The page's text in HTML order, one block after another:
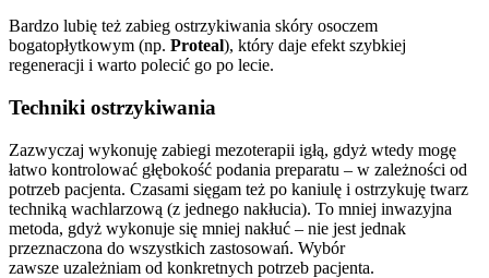
Bardzo lubię też zabieg ostrzykiwania skóry osoczem
bogatopłytkowym (np. Proteal), który daje efekt szybkiej
regeneracji i warto polecić go po lecie.
Techniki ostrzykiwania
Zazwyczaj wykonuję zabiegi mezoterapii igłą, gdyż wtedy mogę
łatwo kontrolować głębokość podania preparatu – w zależności od
potrzeb pacjenta. Czasami sięgam też po kaniulę i ostrzykuję twarz
techniką wachlarzową (z jednego nakłucia). To mniej inwazyjna
metoda, gdyż wykonuje się mniej nakłuć – nie jest jednak
przeznaczona do wszystkich zastosowań. Wybór
zawsze uzależniam od konkretnych potrzeb pacjenta.